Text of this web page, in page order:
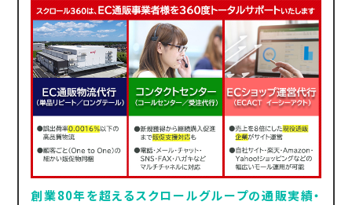
創業80年を超えるスクロールグループの通販実績・